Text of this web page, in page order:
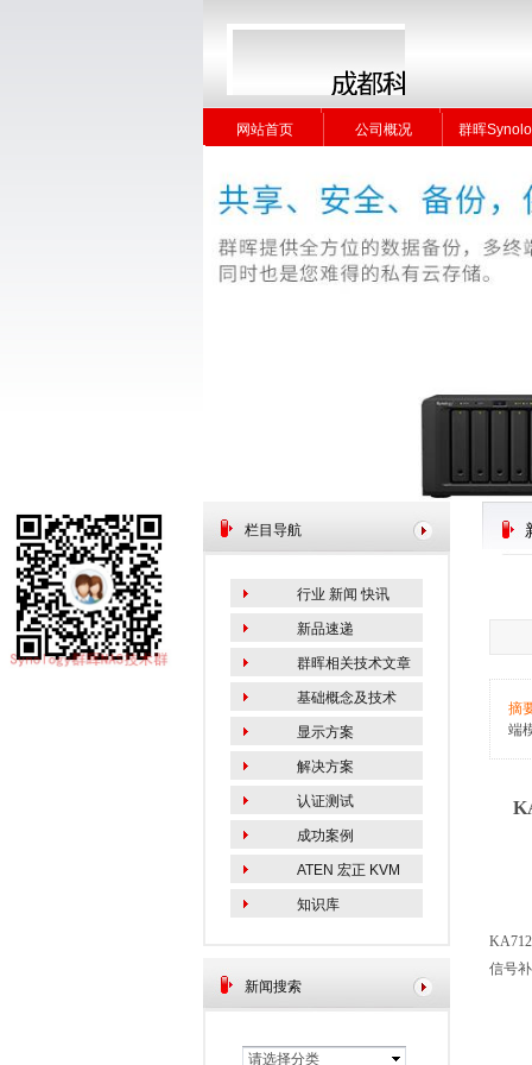
网站首页 公司概况 群晖
网站首页 公司概况 群晖
新闻搜索
请选择分类
栏目导航
行业 新闻 快讯
新品速递
群晖相关技术文章
基础概念及技术
显示方案
解决方案
认证测试
成功案例
ATEN 宏正 KVM
知识库
摘
端
信号